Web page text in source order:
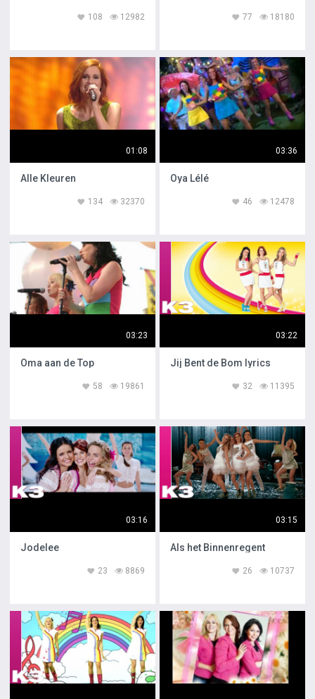
12982
108 18180
77
01:08
Alle Kleuren
32370
134
03:36
Oya Lélé
12478
46
03:23
Oma aan de Top
19861
58
03:22
Jij Bent de Bom lyrics
11395
32
03:16
Jodelee
8869
23
03:15
Als het Binnenregent
10737
26